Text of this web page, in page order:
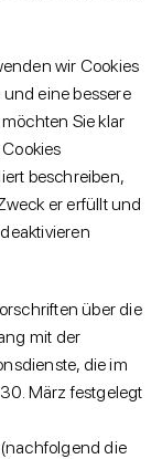
wir Cookies
eine bessere
Sie klar
beschreiben,
er erfüllt und
über die
mit der
die im
März festgelegt
die